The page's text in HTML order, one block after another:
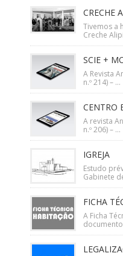
CRECHE
Tivemos a
Creche
SCIE +
A Revista
n.º 214) – ...
CENTRO
A revista
n.º 206) – ...
IGREJA
Estudo
Gabinete
FICHA
A Ficha